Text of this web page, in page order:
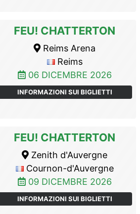
FEU! CHATTERTON
Reims Arena
Reims
06 DICEMBRE 2026
INFORMAZIONI SUI BIGLIETTI
FEU! CHATTERTON
Zenith d'Auvergne
Cournon-d'Auvergne
09 DICEMBRE 2026
INFORMAZIONI SUI BIGLIETTI